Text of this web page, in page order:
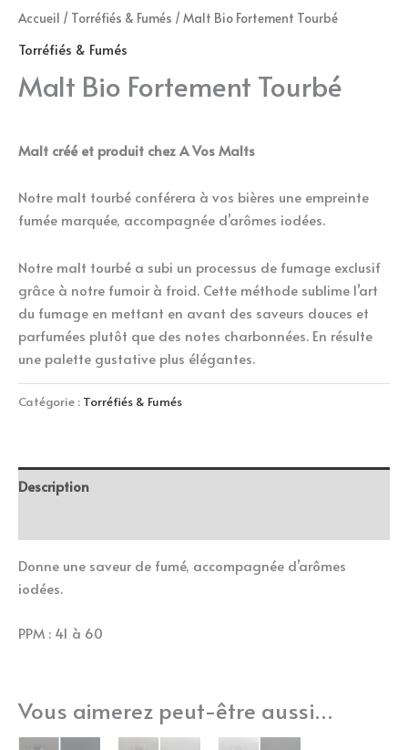
Accueil / Torréfiés & Fumés / Malt Bio Fortement Tourbé
Torréfiés & Fumés
Malt Bio Fortement Tourbé
Malt créé et produit chez A Vos Malts
Notre malt tourbé conférera à vos bières une empreinte
fumée marquée, accompagnée d’arômes iodées.
Notre malt tourbé a subi un processus de fumage exclusif
grâce à notre fumoir à froid. Cette méthode sublime l’art
du fumage en mettant en avant des saveurs douces et
parfumées plutôt que des notes charbonnées. En résulte
une palette gustative plus élégantes.
Catégorie : Torréfiés & Fumés
Description
Donne une saveur de fumé, accompagnée d’arômes
iodées.
PPM : 41 à 60
Vous aimerez peut-être aussi…